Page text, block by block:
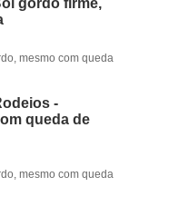
mesmo com queda
-
queda de
mesmo com queda